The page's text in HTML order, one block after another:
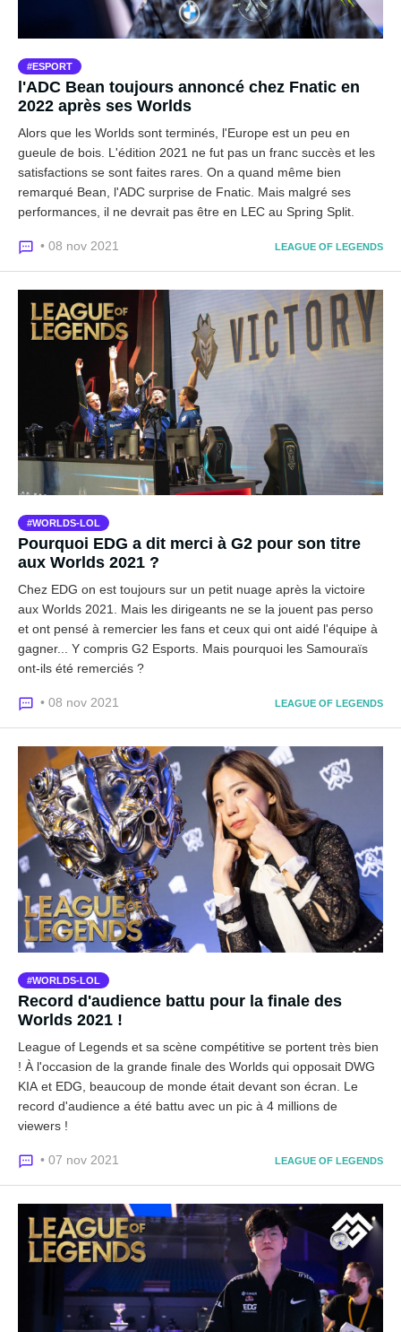
ESPORT
l'ADC Bean toujours annoncé chez Fnatic en
2022 après ses Worlds
Alors que les Worlds sont terminés, l'Europe est un peu en
gueule de bois. L'édition 2021 ne fut pas un franc succès et les
satisfactions se sont faites rares. On a quand même bien
remarqué Bean, l'ADC surprise de Fnatic. Mais malgré ses
performances, il ne devrait pas être en LEC au Spring Split.
• 08 nov 2021 LEAGUE OF LEGENDS
WORLDS-LOL
Pourquoi EDG a dit merci à G2 pour son titre
aux Worlds 2021 ?
Chez EDG on est toujours sur un petit nuage après la victoire
aux Worlds 2021. Mais les dirigeants ne se la jouent pas perso
et ont pensé à remercier les fans et ceux qui ont aidé l'équipe à
gagner... Y compris G2 Esports. Mais pourquoi les Samouraïs
ont-ils été remerciés ?
• 08 nov 2021 LEAGUE OF LEGENDS
WORLDS-LOL
Record d'audience battu pour la finale des
Worlds 2021 !
League of Legends et sa scène compétitive se portent très bien
! À l'occasion de la grande finale des Worlds qui opposait DWG
KIA et EDG, beaucoup de monde était devant son écran. Le
record d'audience a été battu avec un pic à 4 millions de
viewers !
• 07 nov 2021 LEAGUE OF LEGENDS